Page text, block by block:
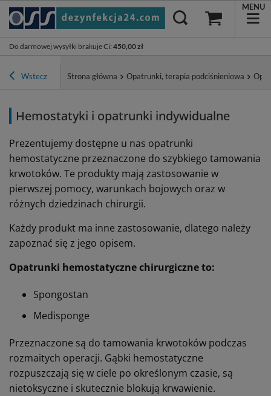
Do darmowej wysyłki brakuje Ci: 450,00 zł
MENU
Wstecz Strona główna Opatrunki, terapia podciśnieniowa
Hemostatyki i opatrunki indywidualne
Prezentujemy dostępne u nas opatrunki
hemostatyczne przeznaczone do szybkiego tamowania
krwotoków. Te produkty mają zastosowanie w
pierwszej pomocy, warunkach bojowych oraz w
różnych dziedzinach chirurgii.
Każdy produkt ma inne zastosowanie, dlatego należy
zapoznać się z jego opisem.
Opatrunki hemostatyczne chirurgiczne to:
Spongostan
Medisponge
Przeznaczone są do tamowania krwotoków podczas
rozmaitych operacji. Gąbki hemostatyczne
rozpuszczają się w ciele po określonym czasie, są
nietoksyczne i skutecznie blokują krwawienie.